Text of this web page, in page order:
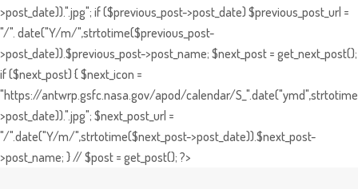
>post_date)).".jpg"; if ($previous_post->post_date) $previous_post_url =
"/". date("Y/m/",strtotime($previous_post-
>post_date)).$previous_post->post_name; $next_post = get_next_post();
if ($next_post) { $next_icon =
"https://antwrp.gsfc.nasa.gov/apod/calendar/
>post_date)).".jpg"; $next_post_url =
"/".date("Y/m/",strtotime($next_post->post_date)).$next_post-
>post_name; } // $post = get_post(); ?>